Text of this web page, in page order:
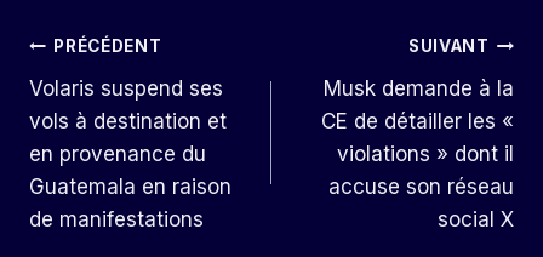
Navigation
De
L’article
PRÉCÉDENT
Volaris suspend ses
vols à destination et
en provenance du
Guatemala en raison
de manifestations
SUIVANT
Musk demande à la
CE de détailler les «
violations » dont il
accuse son réseau
social X